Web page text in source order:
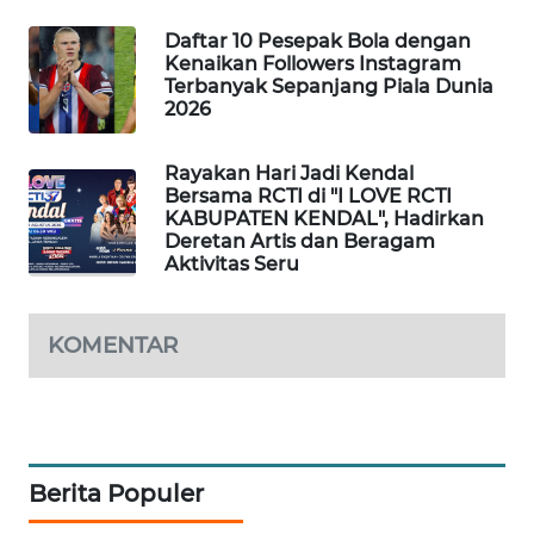
Daftar 10 Pesepak Bola dengan
Kenaikan Followers Instagram
Terbanyak Sepanjang Piala Dunia
2026
Rayakan Hari Jadi Kendal
Bersama RCTI di "I LOVE RCTI
KABUPATEN KENDAL", Hadirkan
Deretan Artis dan Beragam
Aktivitas Seru
KOMENTAR
Berita Populer
WAHANA
DESA
WISATA
LAPAK
Wahana
Network
KONSUMEN
LISTRIK
WALINKI